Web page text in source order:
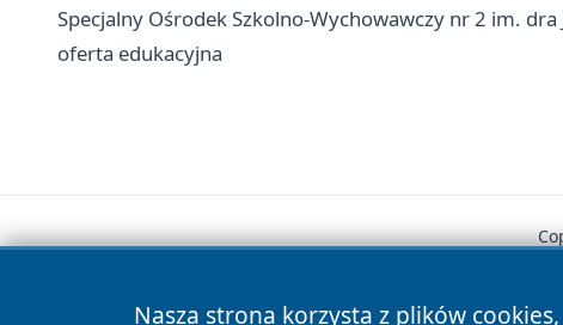
Specjalny Ośrodek Szkolno-Wychowawczy nr 2 im.
oferta edukacyjna
Nasza strona korzysta z plików